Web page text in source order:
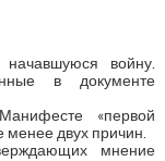
войну.
в документе
«первой
двух причин.
мнение